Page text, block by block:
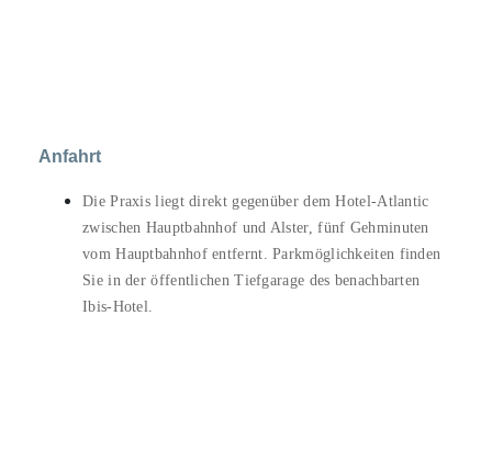
Anfahrt
Die Praxis liegt direkt gegenüber dem Hotel-Atlantic
zwischen Hauptbahnhof und Alster, fünf Gehminuten
vom Hauptbahnhof entfernt. Parkmöglichkeiten finden
Sie in der öffentlichen Tiefgarage des benachbarten
Ibis-Hotel.